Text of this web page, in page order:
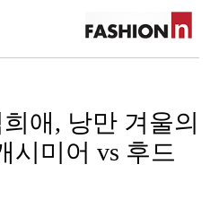
애, 낭만 겨울의
시미어 vs 후드